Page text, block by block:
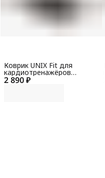
2 890 ₽
Коврик UNIX Fit для
кардиотренажёров
150x90x0,6 см